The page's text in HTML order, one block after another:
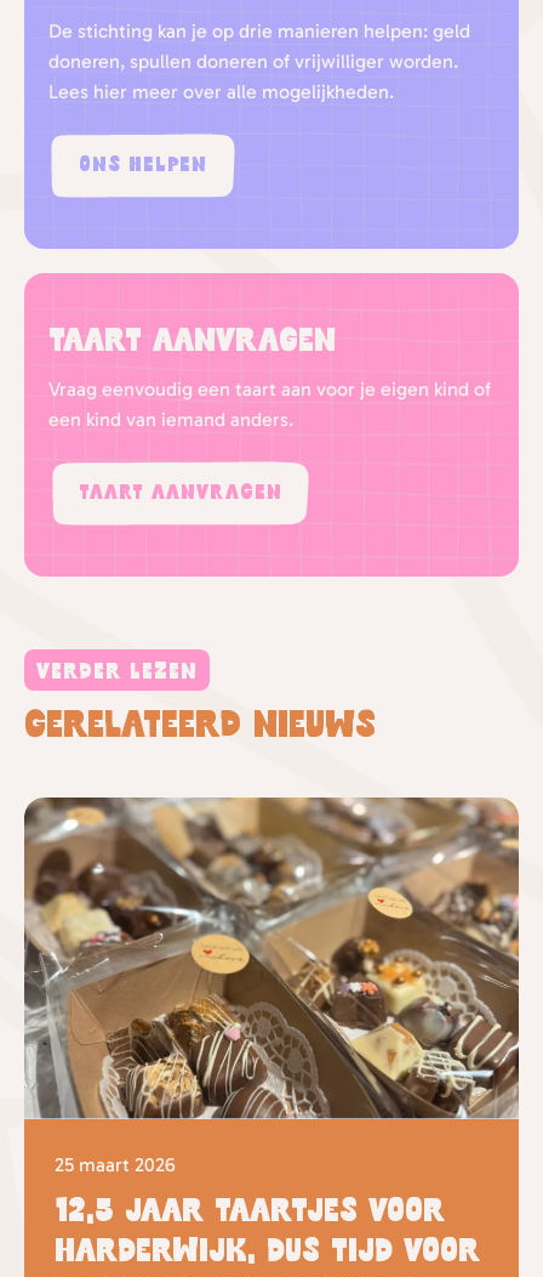
De stichting kan je op drie manieren helpen: geld
doneren, spullen doneren of vrijwilliger worden.
Lees hier meer over alle mogelijkheden.
Ons helpen
Taart aanvragen
Vraag eenvoudig een taart aan voor je eigen kind of
een kind van iemand anders.
Taart aanvragen
VERDER LEZEN
Gerelateerd nieuws
25 maart 2026
12,5 jaar Taartjes voor
Harderwijk, dus tijd voor